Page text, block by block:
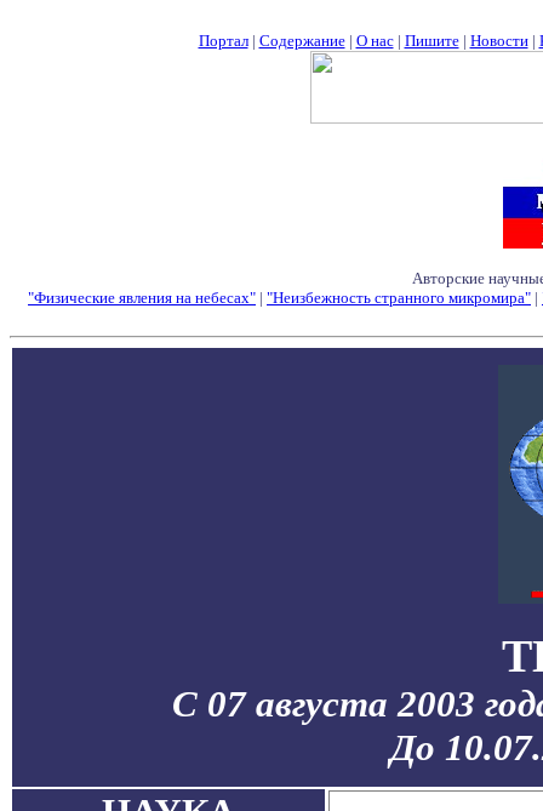
Портал| Содержание| О нас| Пишите| Новости|
Авторские
"Физические явления на небесах" | "Неизбежность странного микромира" |
С 07 августа 2003
До